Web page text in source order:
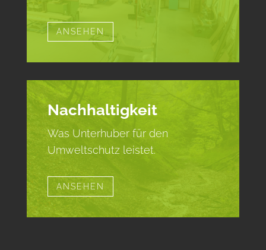
ANSEHEN
Nachhaltigkeit
Was Unterhuber für den
Umweltschutz leistet.
ANSEHEN